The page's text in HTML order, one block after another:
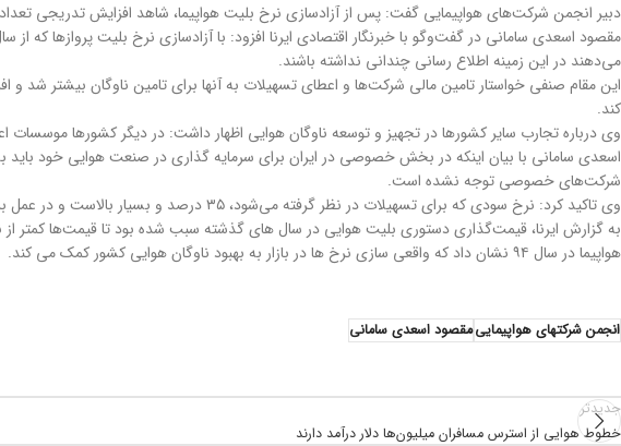
دبیر انجمن شرکت‌های هواپیمایی گفت: پس از آزادسازی نرخ بلیت هواپیما، شاهد افزایش تدریجی
مقصود اسعدی سامانی در گفت‌وگو با خبرنگار اقتصادی ایرنا افزود: با آزادسازی نرخ بلیت پروازها
می‌دهند در این زمینه اطلاع رسانی چندانی نداشته باشند.
این مقام صنفی خواستار تامین مالی شرکت‌ها و اعطای تسهیلات به آنها برای تامین ناوگان بیشتر شد
کند.
وی درباره تجارب سایر کشورها در تجهیز و توسعه ناوگان هوایی اظهار داشت: در دیگر کشورها موسسات
اسعدی سامانی با بیان اینکه در بخش خصوصی در ایران برای سرمایه گذاری در صنعت هوایی خود باید
شرکت‌های خصوصی توجه نشده است.
وی تاکید کرد: نرخ سودی که برای تسهیلات در نظر گرفته می‌شود، ۳۵ درصد و بسیار بالاست و در عمل برای شرکت‌ها مقرون به صرفه نیست.
به گزارش ایرنا، قیمت‌گذاری دستوری بلیت هوایی در سال های گذشته سبب شده بود تا قیمت‌ها کمتر از
هواپیما در سال ۹۴ نشان داد که واقعی سازی نرخ ها در بازار به بهبود ناوگان هوایی کشور کمک می کند.
انجمن شرکتهای هواپیماییمقصود اسعدی سامانی
جدیدتر
خطوط هوایی از استرس مسافران میلیون‌ها دلار درآمد دارند